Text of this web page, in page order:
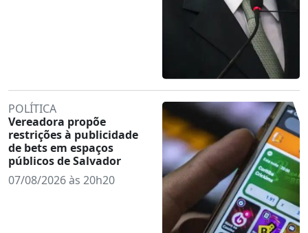
POLÍTICA
Vereadora propõe
restrições à publicidade
de bets em espaços
públicos de Salvador
07/08/2026 às 20h20